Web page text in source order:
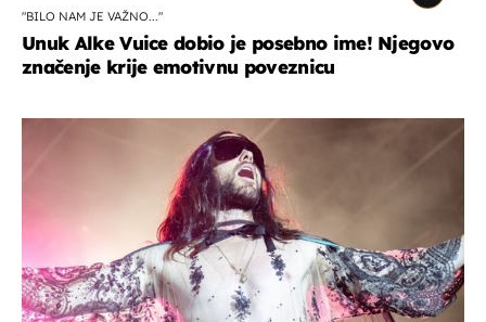
"BILO NAM JE VAŽNO..."
Unuk Alke Vuice dobio je posebno ime! Njegovo
značenje krije emotivnu poveznicu